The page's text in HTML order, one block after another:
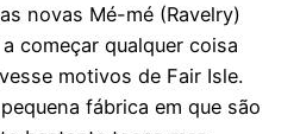
novas Mé-mé (Ravelry)
começar qualquer coisa
motivos de Fair Isle.
fábrica em que são